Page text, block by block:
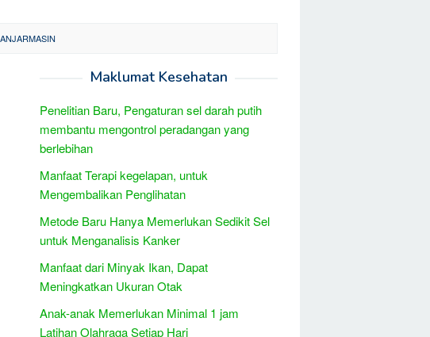
Maklumat Kesehatan
Penelitian Baru, Pengaturan sel darah putih
membantu mengontrol peradangan yang
berlebihan
Manfaat Terapi kegelapan, untuk
Mengembalikan Penglihatan
Metode Baru Hanya Memerlukan Sedikit Sel
untuk Menganalisis Kanker
Manfaat dari Minyak Ikan, Dapat
Meningkatkan Ukuran Otak
Anak-anak Memerlukan Minimal 1 jam
Latihan Olahraga Setiap Hari